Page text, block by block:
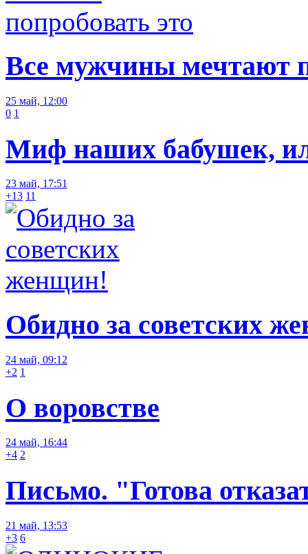
Все мужчины мечтают
25 май, 12:00
0 1
Миф наших бабушек,
23 май, 17:51
+13 11
Обидно за советских
24 май, 09:12
+2 1
О воровстве
24 май, 16:44
+4 2
Письмо. "Готова
21 май, 13:53
+3 6